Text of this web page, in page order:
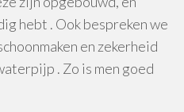
hebt . Ook bespreken we
en zekerheid
. Zo is men goed